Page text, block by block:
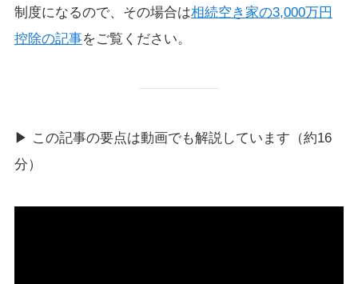
制度になるので、その場合は相続空き家の3,000万円
控除の記事をご覧ください。
▶ この記事の要点は動画でも解説しています（約16
分）